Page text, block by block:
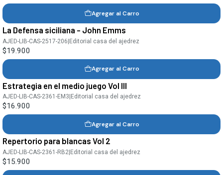
Agregar al Carro
La Defensa siciliana - John Emms
AJED-LIB-CAS-2517-206 Editorial casa del ajedrez
$19.900
Agregar al Carro
Estrategia en el medio juego Vol III
AJED-LIB-CAS-2361-EM3 Editorial casa del ajedrez
$16.900
Agregar al Carro
Repertorio para blancas Vol 2
AJED-LIB-CAS-2361-RB2|Editorial casa del ajedrez
$15.900